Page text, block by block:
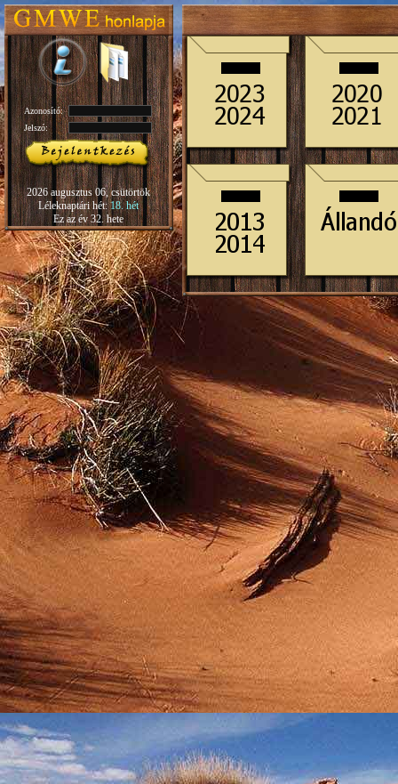
Azonosító:
Jelszó:
2026 augusztus 06, csütörtök
Léleknaptári hét:18. hét
Ez az év 32. hete